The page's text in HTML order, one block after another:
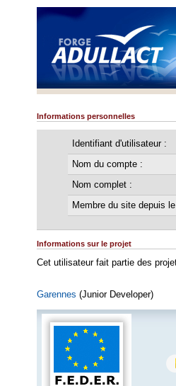
Informations personnelles
Identifiant d'utilisateur :
Nom du compte :
Nom complet :
Membre du site depuis
Informations sur le projet
Cet utilisateur fait partie des
Garennes (Junior Developer)